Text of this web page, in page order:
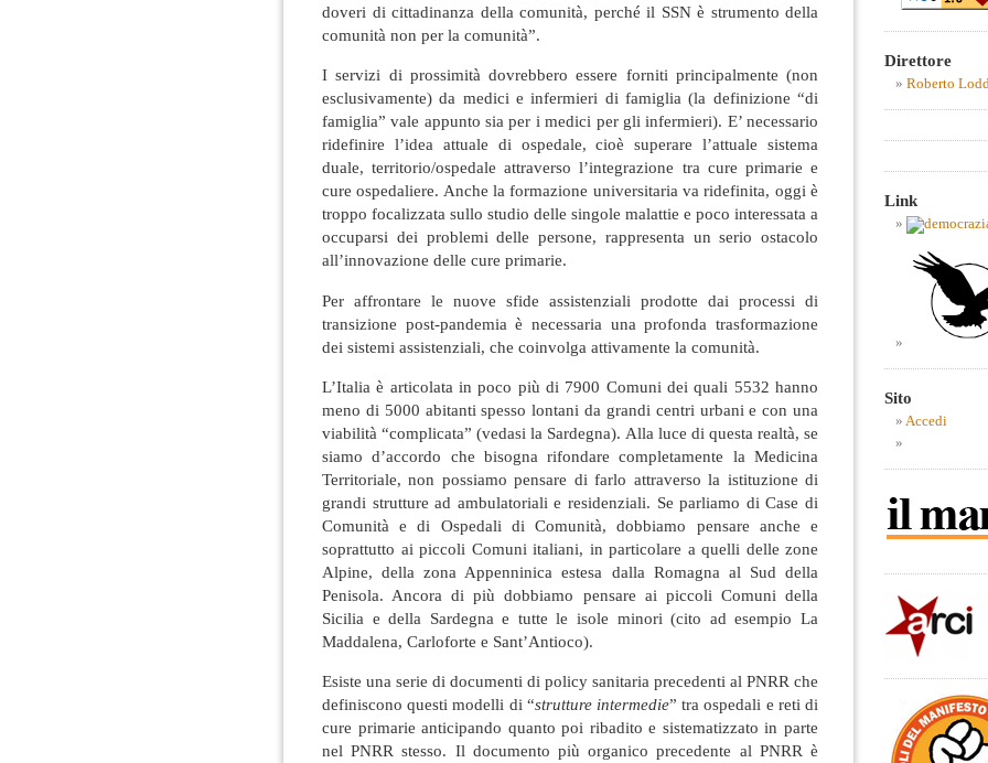
doveri di cittadinanza della comunità, perché il SSN è strumento della
comunità non per la comunità”.
I servizi di prossimità dovrebbero essere forniti principalmente (non
esclusivamente) da medici e infermieri di famiglia (la definizione “di
famiglia” vale appunto sia per i medici per gli infermieri). E’ necessario
ridefinire l’idea attuale di ospedale, cioè superare l’attuale sistema
duale, territorio/ospedale attraverso l’integrazione tra cure primarie e
cure ospedaliere. Anche la formazione universitaria va ridefinita, oggi è
troppo focalizzata sullo studio delle singole malattie e poco interessata a
occuparsi dei problemi delle persone, rappresenta un serio ostacolo
all’innovazione delle cure primarie.
Per affrontare le nuove sfide assistenziali prodotte dai processi di
transizione post-pandemia è necessaria una profonda trasformazione
dei sistemi assistenziali, che coinvolga attivamente la comunità.
L’Italia è articolata in poco più di 7900 Comuni dei quali 5532 hanno
meno di 5000 abitanti spesso lontani da grandi centri urbani e con una
viabilità “complicata” (vedasi la Sardegna). Alla luce di questa realtà, se
siamo d’accordo che bisogna rifondare completamente la Medicina
Territoriale, non possiamo pensare di farlo attraverso la istituzione di
grandi strutture ad ambulatoriali e residenziali. Se parliamo di Case di
Comunità e di Ospedali di Comunità, dobbiamo pensare anche e
soprattutto ai piccoli Comuni italiani, in particolare a quelli delle zone
Alpine, della zona Appenninica estesa dalla Romagna al Sud della
Penisola. Ancora di più dobbiamo pensare ai piccoli Comuni della
Sicilia e della Sardegna e tutte le isole minori (cito ad esempio La
Maddalena, Carloforte e Sant’Antioco).
Esiste una serie di documenti di policy sanitaria precedenti al PNRR che
definiscono questi modelli di “strutture intermedie” tra ospedali e reti di
cure primarie anticipando quanto poi ribadito e sistematizzato in parte
nel PNRR stesso. Il documento più organico precedente al PNRR è
Direttore
Roberto
Link
Sito
Accedi